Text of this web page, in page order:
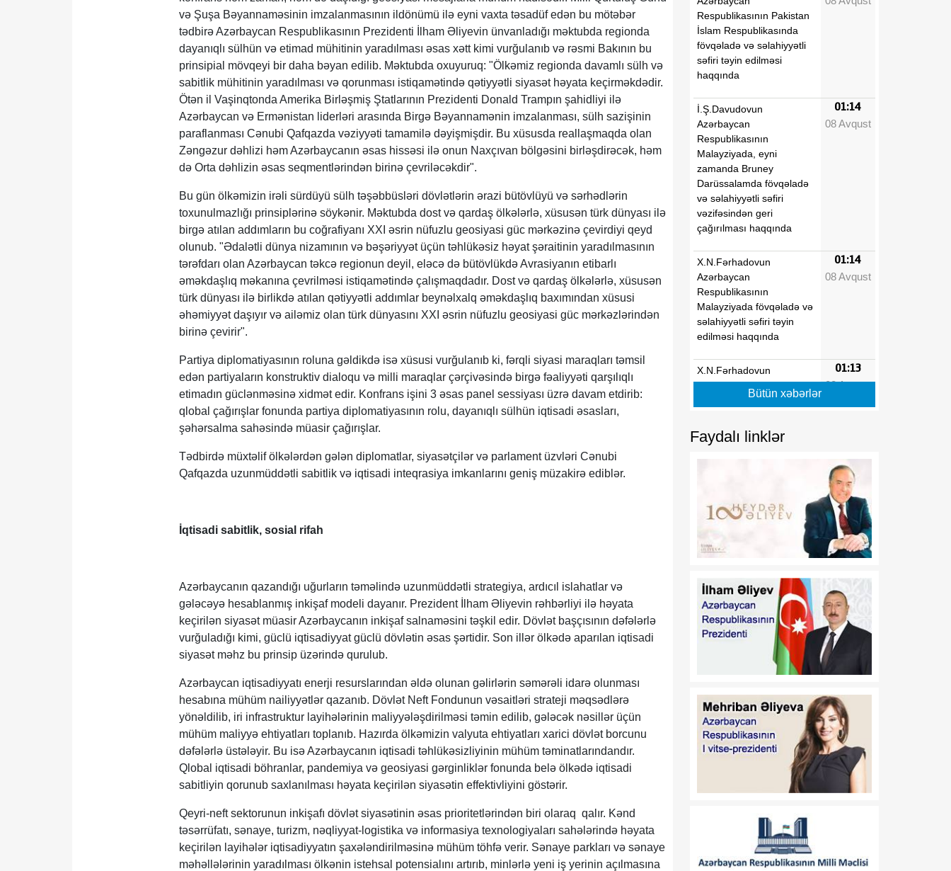
və Şuşa Bəyannaməsinin imzalanmasının ildönümü ilə eyni vaxta təsadüf edən bu mötəbər
tədbirə Azərbaycan Respublikasının Prezidenti İlham Əliyevin ünvanladığı məktubda regionda
dayanıqlı sülhün və etimad mühitinin yaradılması əsas xətt kimi vurğulanıb və rəsmi Bakının bu
prinsipial mövqeyi bir daha bəyan edilib. Məktubda oxuyuruq: "Ölkəmiz regionda davamlı sülh və
sabitlik mühitinin yaradılması və qorunması istiqamətində qətiyyətli siyasət həyata keçirməkdədir.
Ötən il Vaşinqtonda Amerika Birləşmiş Ştatlarının Prezidenti Donald Trampın şahidliyi ilə
Azərbaycan və Ermənistan liderləri arasında Birgə Bəyannamənin imzalanması, sülh sazişinin
paraflanması Cənubi Qafqazda vəziyyəti tamamilə dəyişmişdir. Bu xüsusda reallaşmaqda olan
Zəngəzur dəhlizi həm Azərbaycanın əsas hissəsi ilə onun Naxçıvan bölgəsini birləşdirəcək, həm
də Orta dəhlizin əsas seqmentlərindən birinə çevriləcəkdir".
Bu gün ölkəmizin irəli sürdüyü sülh təşəbbüsləri dövlətlərin ərazi bütövlüyü və sərhədlərin
toxunulmazlığı prinsiplərinə söykənir. Məktubda dost və qardaş ölkələrlə, xüsusən türk dünyası ilə
birgə atılan addımların bu coğrafiyanı XXI əsrin nüfuzlu geosiyasi güc mərkəzinə çevirdiyi qeyd
olunub. "Ədalətli dünya nizamının və bəşəriyyət üçün təhlükəsiz həyat şəraitinin yaradılmasının
tərəfdarı olan Azərbaycan təkcə regionun deyil, eləcə də bütövlükdə Avrasiyanın etibarlı
əməkdaşlıq məkanına çevrilməsi istiqamətində çalışmaqdadır. Dost və qardaş ölkələrlə, xüsusən
türk dünyası ilə birlikdə atılan qətiyyətli addımlar beynəlxalq əməkdaşlıq baxımından xüsusi
əhəmiyyət daşıyır və ailəmiz olan türk dünyasını XXI əsrin nüfuzlu geosiyasi güc mərkəzlərindən
birinə çevirir".
Partiya diplomatiyasının roluna gəldikdə isə xüsusi vurğulanıb ki, fərqli siyasi maraqları təmsil
edən partiyaların konstruktiv dialoqu və milli maraqlar çərçivəsində birgə fəaliyyəti qarşılıqlı
etimadın güclənməsinə xidmət edir. Konfrans işini 3 əsas panel sessiyası üzrə davam etdirib:
qlobal çağırışlar fonunda partiya diplomatiyasının rolu, dayanıqlı sülhün iqtisadi əsasları,
şəhərsalma sahəsində müasir çağırışlar.
Tədbirdə müxtəlif ölkələrdən gələn diplomatlar, siyasətçilər və parlament üzvləri Cənubi
Qafqazda uzunmüddətli sabitlik və iqtisadi inteqrasiya imkanlarını geniş müzakirə ediblər.
İqtisadi sabitlik, sosial rifah
Azərbaycanın qazandığı uğurların təməlində uzunmüddətli strategiya, ardıcıl islahatlar və
gələcəyə hesablanmış inkişaf modeli dayanır. Prezident İlham Əliyevin rəhbərliyi ilə həyata
keçirilən siyasət müasir Azərbaycanın inkişaf salnaməsini təşkil edir. Dövlət başçısının dəfələrlə
vurğuladığı kimi, güclü iqtisadiyyat güclü dövlətin əsas şərtidir. Son illər ölkədə aparılan iqtisadi
siyasət məhz bu prinsip üzərində qurulub.
Azərbaycan iqtisadiyyatı enerji resurslarından əldə olunan gəlirlərin səmərəli idarə olunması
hesabına mühüm nailiyyətlər qazanıb. Dövlət Neft Fondunun vəsaitləri strateji məqsədlərə
yönəldilib, iri infrastruktur layihələrinin maliyyələşdirilməsi təmin edilib, gələcək nəsillər üçün
mühüm maliyyə ehtiyatları toplanıb. Hazırda ölkəmizin valyuta ehtiyatları xarici dövlət borcunu
dəfələrlə üstələyir. Bu isə Azərbaycanın iqtisadi təhlükəsizliyinin mühüm təminatlarındandır.
Qlobal iqtisadi böhranlar, pandemiya və geosiyasi gərginliklər fonunda belə ölkədə iqtisadi
sabitliyin qorunub saxlanılması həyata keçirilən siyasətin effektivliyini göstərir.
Qeyri-neft sektorunun inkişafı dövlət siyasətinin əsas prioritetlərindən biri olaraq qalır. Kənd
təsərrüfatı, sənaye, turizm, nəqliyyat-logistika və informasiya texnologiyaları sahələrində həyata
keçirilən layihələr iqtisadiyyatın şaxələndirilməsinə mühüm töhfə verir. Sənaye parkları və sənaye
məhəllələrinin yaradılması ölkənin istehsal potensialını artırıb, minlərlə yeni iş yerinin açılmasına
Respublikasının Pakistan
İslam Respublikasında
fövqəladə və səlahiyyətli
səfiri təyin edilməsi
haqqında
İ.Ş.Davudovun
Azərbaycan
Respublikasının
Malayziyada, eyni
zamanda Bruney
Darüssalamda fövqəladə
və səlahiyyətli səfiri
vəzifəsindən geri
çağırılması haqqında
01:14
08 Avqust
X.N.Fərhadovun
Azərbaycan
Respublikasının
Malayziyada fövqəladə və
səlahiyyətli səfiri təyin
edilməsi haqqında
01:14
08 Avqust
X.N.Fərhadovun
Azərbaycan
Respublikasının Pakistan
fövqəladə və səlahiyyətli
səfiri vəzifəsindən geri
çağırılması haqqında
01:13
08 Avqust
və "Media haqqında"
Azərbaycan
qanunlarında dəyişiklik
01:13
08 Avqust
"Media Reyestrinin
aparılması Qaydaları"nın
təsdiq edilməsi haqqında"
Azərbaycan Respublikası
Prezidentinin 2022-ci il 26
sentyabr tarixli 1846
dəyişiklik edilməsi barədə
01:11
08 Avqust
"Dövlət qulluğu
haqqında"və "Media
haqqında" Azərbaycan
Respublikasının 2026-cı il
14 iyul tarixli 449-VIIQD
01:09
08 Avqust
Bütün xəbərlər
Faydalı linklər